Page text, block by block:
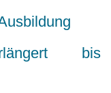
bis